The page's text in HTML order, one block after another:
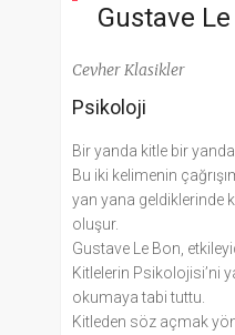
Gustave
Cevher Klasikler
Psikoloji
Bir yanda kitle bir
Bu iki kelimenin
yan yana geldiklerinde
oluşur.
Gustave Le Bon,
Kitlelerin Psikolojisi’ni
okumaya tabi tuttu.
Kitleden söz açmak